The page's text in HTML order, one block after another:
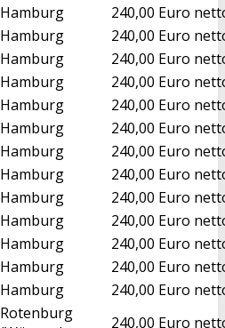
Hamburg
240,00 Euro
Hamburg
240,00 Euro
Hamburg
240,00 Euro
Hamburg
240,00 Euro
Hamburg
240,00 Euro
Hamburg
240,00 Euro
Hamburg
240,00 Euro
Hamburg
240,00 Euro
Hamburg
240,00 Euro
Hamburg
240,00 Euro
Hamburg
240,00 Euro
Hamburg
240,00 Euro
Hamburg
240,00 Euro
Rotenburg
240,00 Euro